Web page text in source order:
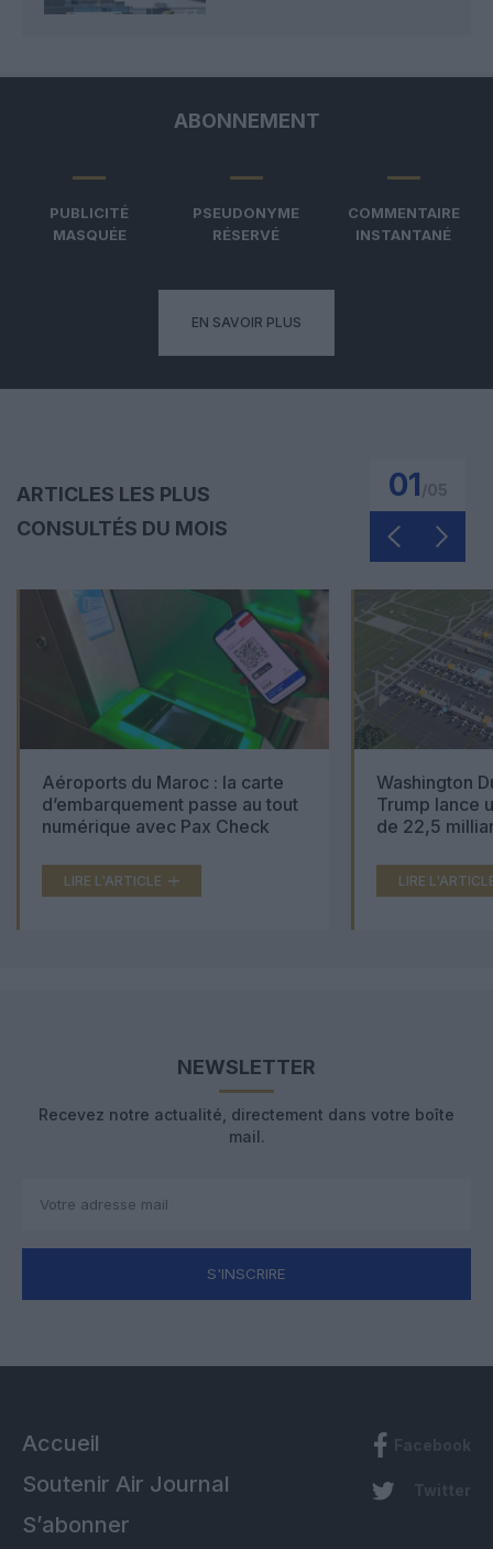
ABONNEMENT
PUBLICITÉ
MASQUÉE
PSEUDONYME
RÉSERVÉ
COMMENTAIRE
INSTANTANÉ
EN SAVOIR PLUS
ARTICLES LES PLUS
CONSULTÉS DU MOIS
01
Aéroports du Maroc : la carte
d’embarquement passe au tout
numérique avec Pax Check
LIRE L'ARTICLE
Washington
Trump lance
de 22,5
LIRE
NEWSLETTER
Recevez notre actualité, directement dans votre boîte
mail.
S'INSCRIRE
Accueil
Soutenir Air Journal
S’abonner